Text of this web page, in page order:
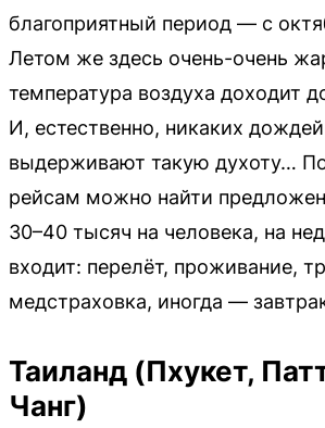
благоприятный период — с
Летом же здесь очень-очень
температура воздуха доходит
И, естественно, никаких
выдерживают такую духоту…
рейсам можно найти
30–40 тысяч на человека, на
входит: перелёт, проживание,
медстраховка, иногда —
Таиланд (Пхукет,
Чанг)